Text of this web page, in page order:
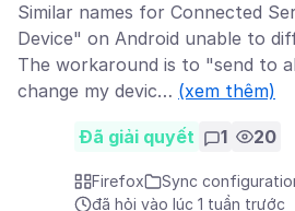
Similar names for Connected
Device" on Android unable to
The workaround is to "send to
change my devic… (xem thêm)
Đã giải quyết 1 20
Firefox
Sync
đã hỏi vào lúc 1 tuần trước